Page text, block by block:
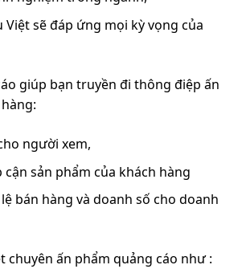
Việt sẽ đáp ứng mọi kỳ vọng của
giúp bạn truyền đi thông điệp ấn
người xem,
cận sản phẩm của khách hàng
bán hàng và doanh số cho doanh
chuyên ấn phẩm quảng cáo như :